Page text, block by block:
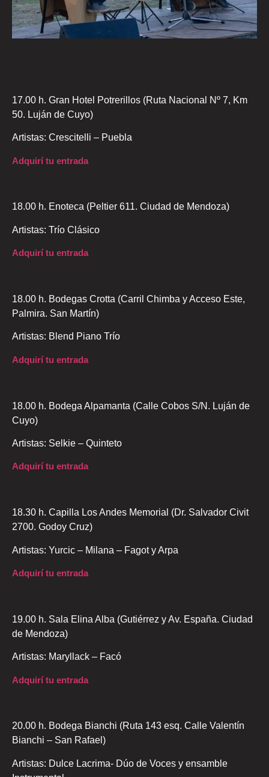
17.00 h. Gran Hotel Potrerillos (Ruta Nacional Nº 7, Km
50. Luján de Cuyo)
Artistas: Crescitelli – Puebla
Adquirí tu entrada
18.00 h. Enoteca (Peltier 611. Ciudad de Mendoza)
Artistas: Trío Clásico
Adquirí tu entrada
18.00 h. Bodegas Crotta (Carril Chimba y Acceso Este,
Palmira. San Martín)
Artistas: Blend Piano Trío
Adquirí tu entrada
18.00 h. Bodega Alpamanta (Calle Cobos S/N. Luján de
Cuyo)
Artistas: Selkie – Quinteto
Adquirí tu entrada
18.30 h. Capilla Los Andes Memorial (Dr. Salvador Civit
2700. Godoy Cruz)
Artistas: Yurcic – Milana – Fagot y Arpa
Adquirí tu entrada
19.00 h. Sala Elina Alba (Gutiérrez y Av. España. Ciudad
de Mendoza)
Artistas: Maryllack – Facó
Adquirí tu entrada
20.00 h. Bodega Bianchi (Ruta 143 esq. Calle Valentín
Bianchi – San Rafael)
Artistas: Dulce Lacrima- Dúo de Voces y ensamble